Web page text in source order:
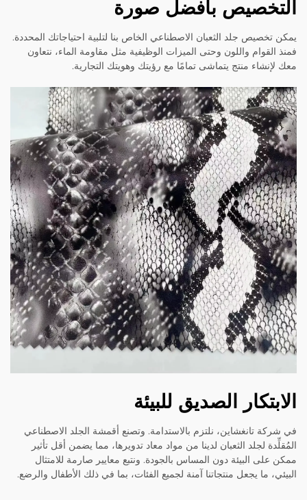
التخصيص بأفضل صورة
يمكن تخصيص جلد الثعبان الاصطناعي الخاص بنا لتلبية احتياجاتك المحددة.
فمنذ القوام واللون وحتى الميزات الوظيفية مثل مقاومة الماء، نتعاون
معك لإنشاء منتج يتماشى تمامًا مع رؤيتك وهويتك التجارية.
الابتكار الصديق للبيئة
في شركة تانغشاين، نلتزم بالاستدامة. وتصنع أقمشة الجلد الاصطناعي
المُقلِّدة لجلد الثعبان لدينا من مواد معاد تدويرها، مما يضمن أقل تأثير
ممكن على البيئة دون المساس بالجودة. ونتبع معايير صارمة للامتثال
البيئي، ما يجعل منتجاتنا آمنة لجميع الفئات، بما في ذلك الأطفال والرضع.